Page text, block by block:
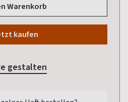
Warenkorb
kaufen
gestalten